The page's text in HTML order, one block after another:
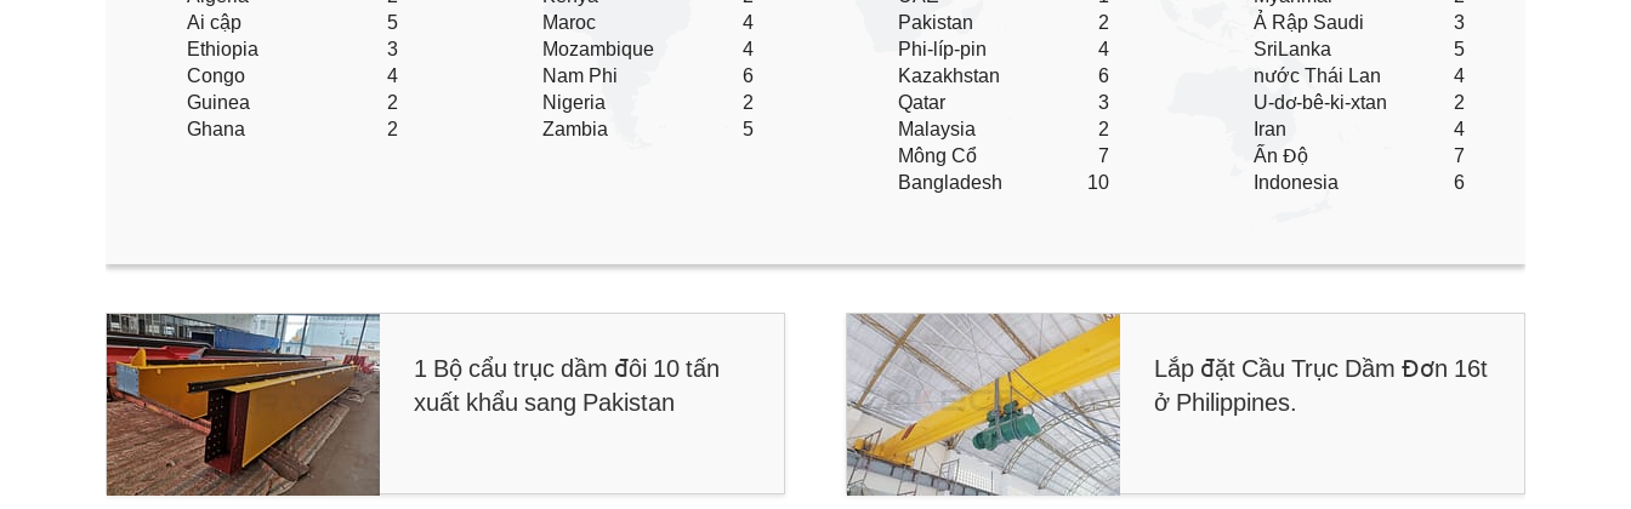
Ai cập
Ethiopia
Congo
Guinea
Ghana
5
3
4
2
2
Maroc
Mozambique
Nam Phi
Nigeria
Zambia
4
4
6
2
5
Pakistan
Phi-líp-pin
Kazakhstan
Qatar
Malaysia
Mông Cổ
Bangladesh
2
4
6
3
2
7
10
Ả Rập Saudi
SriLanka
nước Thái Lan
U-dơ-bê-ki-xtan
Iran
Ấn Độ
Indonesia
3
5
4
2
4
7
6
1 Bộ cẩu trục dầm đôi 10 tấn
xuất khẩu sang Pakistan
Lắp đặt Cầu Trục Dầm Đơn 16t
ở Philippines.